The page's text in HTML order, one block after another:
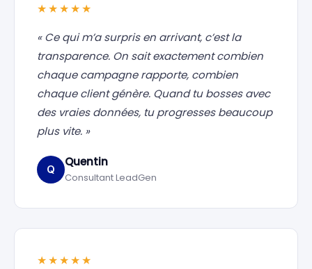
★★★★★
« Ce qui m’a surpris en arrivant, c’est la
transparence. On sait exactement combien
chaque campagne rapporte, combien
chaque client génère. Quand tu bosses avec
des vraies données, tu progresses beaucoup
plus vite. »
Q
Quentin
Consultant LeadGen
★★★★★